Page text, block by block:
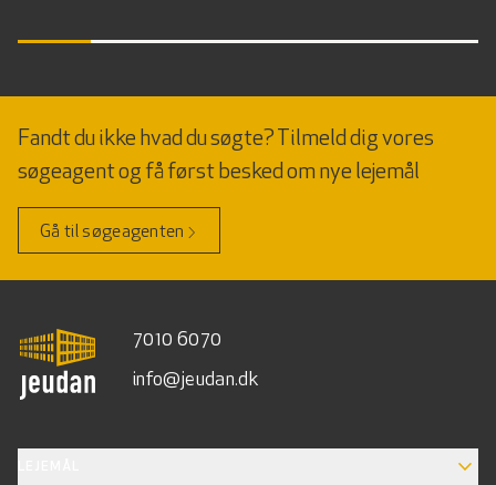
Fandt du ikke hvad du søgte? Tilmeld dig vores
søgeagent og få først besked om nye lejemål
Gå til søgeagenten
7010 6070
info@jeudan.dk
EXPAND_MORE